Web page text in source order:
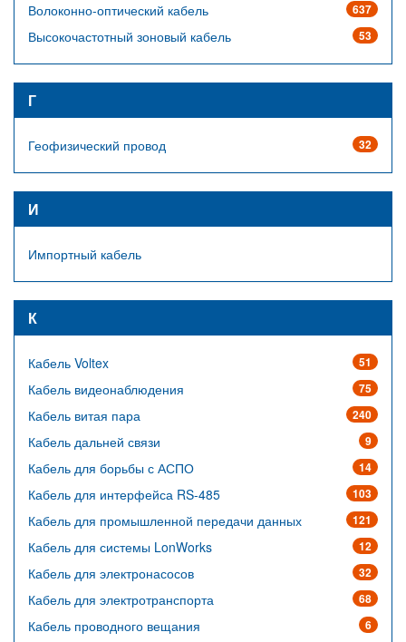
637
Волоконно-оптический кабель
53
Высокочастотный зоновый кабель
Г
32
Геофизический провод
И
Импортный кабель
К
51
Кабель Voltex
75
Кабель видеонаблюдения
240
Кабель витая пара
9
Кабель дальней связи
14
Кабель для борьбы с АСПО
103
Кабель для интерфейса RS-485
121
Кабель для промышленной передачи данных
12
Кабель для системы LonWorks
32
Кабель для электронасосов
68
Кабель для электротранспорта
6
Кабель проводного вещания